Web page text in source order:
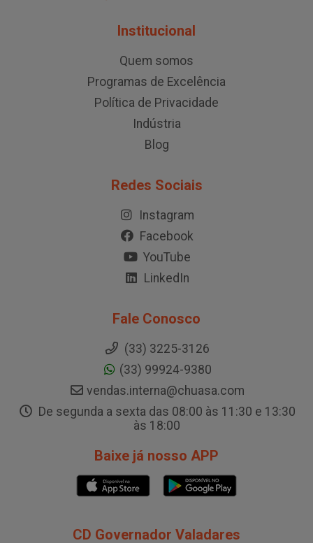
Institucional
Quem somos
Programas de Excelência
Política de Privacidade
Indústria
Blog
Redes Sociais
Instagram
Facebook
YouTube
LinkedIn
Fale Conosco
(33) 3225-3126
(33) 99924-9380
vendas.interna@chuasa.com
De segunda a sexta das 08:00 às 11:30 e 13:30
às 18:00
Baixe já nosso APP
CD Governador Valadares